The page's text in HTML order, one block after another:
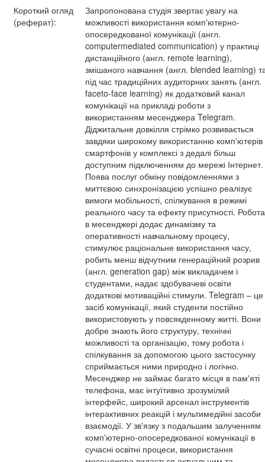
Короткий огляд
(реферат):
Запропонована студія звертає увагу на
можливості використання комп'ютерно-
опосередкованої комунікації (англ.
computermediated communication) у практиці
дистанційного (англ. remote learning),
змішаного навчання (англ. blended learning)
під час традиційних аудиторних занять (англ.
faceto-face learning) як додатковий канал
комунікації на прикладі роботи з
використанням месенджера Telegram.
Діджитальне довкілля стрімко розвивається
завдяки широкому використанню комп'ютерів
смартфонів у комплексі з дедалі більш
доступним підключенням до мережі Інтернет.
Поява послуг обміну повідомленнями з
миттєвою синхронізацією успішно реалізує
вимоги мобільності, спілкування в режимі
реального часу та ефекту присутності. Робота
в месенджері додає динамізму та
оперативності навчальному процесу,
стимулює раціональне використання часу,
робить менш відчутним генераційний розрив
(англ. generation gap) між викладачем і
студентами, надає здобувачеві освіти
додаткові мотиваційні стимули. Telegram – це
засіб комунікації, який студенти постійно
використовують у повсякденному житті. Вони
добре знають його структуру, технічні
можливості та організацію, тому робота і
спілкування за допомогою цього застосунку
сприймається ними природно і логічно.
Месенджер не займає багато місця в пам'яті
телефона, має інтуїтивно зрозумілий
інтерфейс, широкий арсенал інструментів
інтерактивних реакцій і мультимедійні засоби
взаємодії. У зв'язку з подальшим залученням
комп'ютерно-опосередкованої комунікації в
сучасні освітні процеси, використання